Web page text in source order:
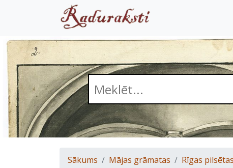
Sākums Mājas grāmatas Rīgas pilsētas